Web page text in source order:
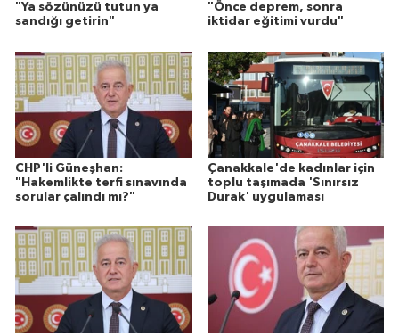
"Ya sözünüzü tutun ya
sandığı getirin"
"Önce deprem, sonra
iktidar eğitimi vurdu"
CHP'li Güneşhan:
"Hakemlikte terfi sınavında
sorular çalındı mı?"
Çanakkale'de kadınlar için
toplu taşımada 'Sınırsız
Durak' uygulaması